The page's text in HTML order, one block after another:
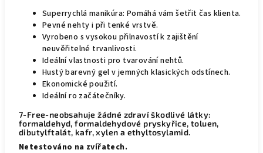
Superrychlá manikúra: Pomáhá vám šetřit čas klienta.
Pevné nehty i při tenké vrstvě.
Vyrobeno s vysokou přilnavostí k zajištění
neuvěřitelné trvanlivosti.
Ideální vlastnosti pro tvarování nehtů.
Hustý barevný gel v jemných klasických odstínech.
Ekonomické použití.
Ideální ro začátečníky.
7-Free-neobsahuje žádné zdraví škodlivé látky:
formaldehyd, formaldehydové pryskyřice, toluen,
dibutylftalát, kafr, xylen a ethyltosylamid.
Netestováno na zvířatech.